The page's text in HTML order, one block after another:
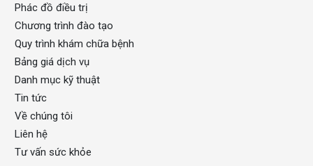
Phác đồ điều trị
Chương trình đào tạo
Quy trình khám chữa bệnh
Bảng giá dịch vụ
Danh mục kỹ thuật
Tin tức
Về chúng tôi
Liên hệ
Tư vấn sức khỏe